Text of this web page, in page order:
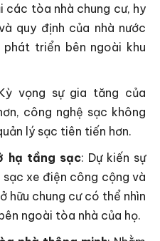
tòa nhà chung cư, hy
quy định của nhà nước
triển bên ngoài khu
vọng sự gia tăng của
công nghệ sạc không
lý sạc tiên tiến hơn.
hạ tầng sạc: Dự kiến sự
xe điện công cộng và
hữu chung cư có thể nhìn
ngoài tòa nhà của họ.